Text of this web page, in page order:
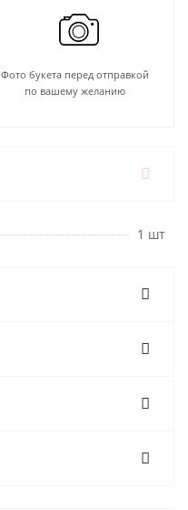
Фото букета перед отправкой
по вашему желанию
1 шт